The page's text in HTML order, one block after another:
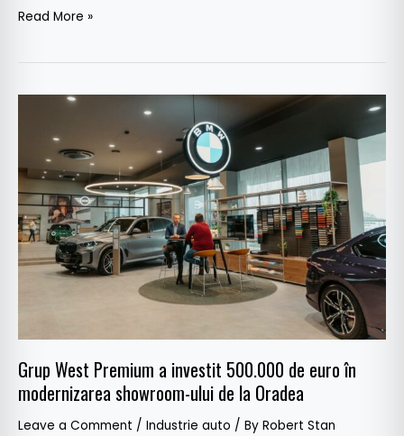
Read More »
Grup West Premium a investit 500.000 de euro în
modernizarea showroom-ului de la Oradea
Leave a Comment / Industrie auto / By Robert Stan
Premium
a
investit
500.000
de
euro
de
la
Oradea